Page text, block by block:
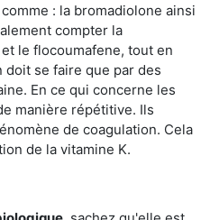
: la bromadiolone ainsi
compter la
le flocoumafene, tout en
se faire que par des
En ce qui concerne les
manière répétitive. Ils
de coagulation. Cela
de la vitamine K.